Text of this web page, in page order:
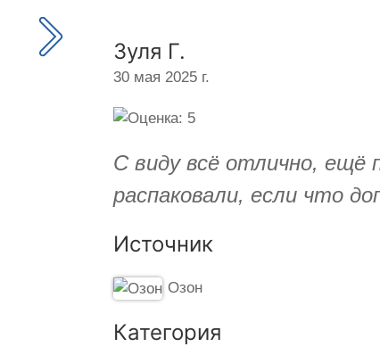
Зуля Г.
30 мая 2025 г.
С виду всё отлично, ещё
распаковали, если что
Источник
Озон
Категория